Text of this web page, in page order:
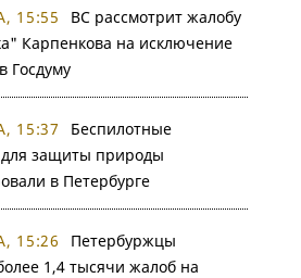
15:55
ВС рассмотрит жалобу
Карпенкова на исключение
Госдуму
15:37
Беспилотные
защиты природы
в Петербурге
15:26
Петербуржцы
1,4 тысячи жалоб на